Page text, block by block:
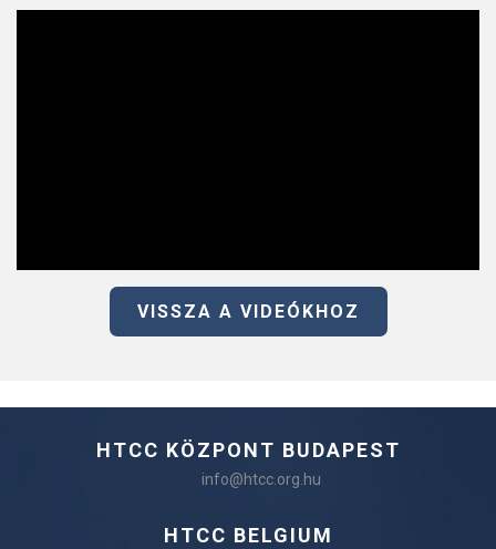
VISSZA A VIDEÓKHOZ
HTCC KÖZPONT BUDAPEST
info@htcc.org.hu
HTCC BELGIUM